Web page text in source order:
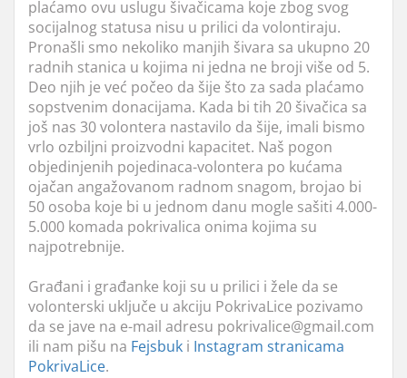
plaćamo ovu uslugu šivačicama koje zbog svog
socijalnog statusa nisu u prilici da volontiraju.
Pronašli smo nekoliko manjih šivara sa ukupno 20
radnih stanica u kojima ni jedna ne broji više od 5.
Deo njih je već počeo da šije što za sada plaćamo
sopstvenim donacijama. Kada bi tih 20 šivačica sa
još nas 30 volontera nastavilo da šije, imali bismo
vrlo ozbiljni proizvodni kapacitet. Naš pogon
objedinjenih pojedinaca-volontera po kućama
ojačan angažovanom radnom snagom, brojao bi
50 osoba koje bi u jednom danu mogle sašiti 4.000-
5.000 komada pokrivalica onima kojima su
najpotrebnije.
Građani i građanke koji su u prilici i žele da se
volonterski uključe u akciju PokrivaLice pozivamo
da se jave na e-mail adresu pokrivalice@gmail.com
ili nam pišu na Fejsbuk i Instagram stranicama
PokrivaLice.